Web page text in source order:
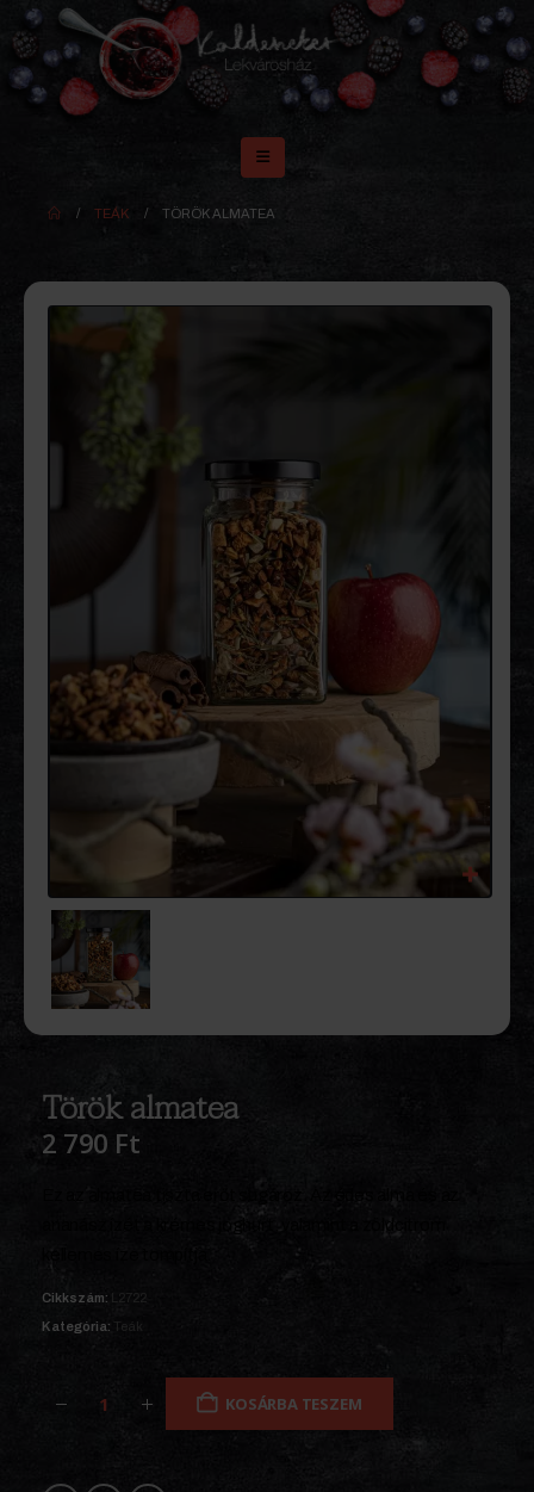
TEÁK TÖRÖK ALMATEA
Török almatea
2 790 Ft
ananász ízét a krémes joghurt, valamint a zöldcitrom
kellemes íze tompítja.
Cikkszám:
L2722
Kategória:
KOSÁRBA TESZEM